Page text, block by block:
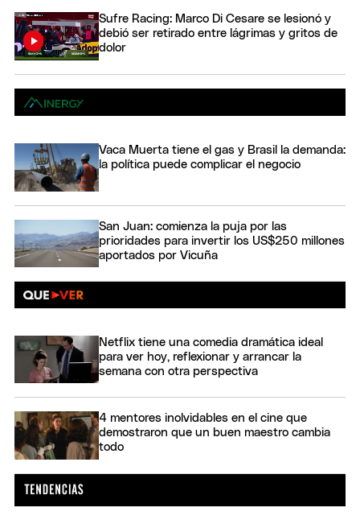
Sufre Racing: Marco Di Cesare se lesionó y
debió ser retirado entre lágrimas y gritos de
dolor
Vaca Muerta tiene el gas y Brasil la demanda:
la política puede complicar el negocio
San Juan: comienza la puja por las
prioridades para invertir los US$250 millones
aportados por Vicuña
Netflix tiene una comedia dramática ideal
para ver hoy, reflexionar y arrancar la
semana con otra perspectiva
4 mentores inolvidables en el cine que
demostraron que un buen maestro cambia
todo